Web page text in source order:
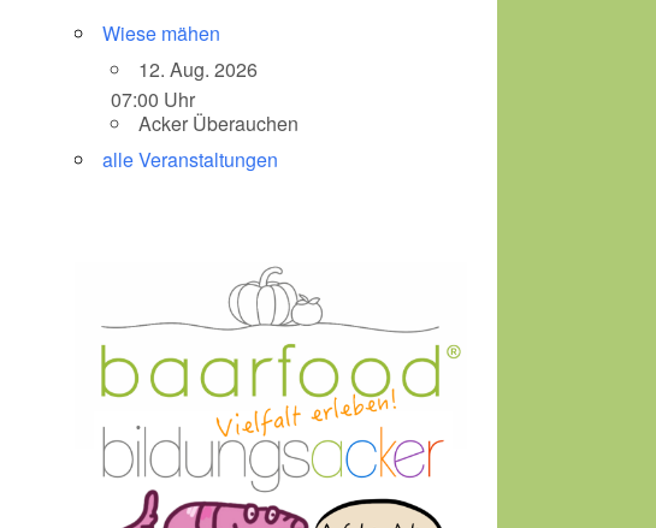
Wiese mähen
12. Aug. 2026
07:00 Uhr
Acker Überauchen
alle Veranstaltungen